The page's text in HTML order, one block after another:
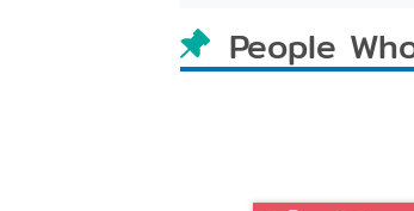
People